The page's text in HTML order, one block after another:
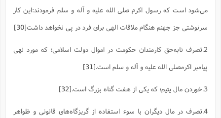
می‌شود است که رسول اکرم صلی الله علیه و آله و سلم فرمودند:این کار
سرنوشتی جز جهنم هنگام ملاقات الهی برای فرد در پی نخواهد داشت[30]
2.تصرف نابه‌حق کارمندان حکومت در اموال دولت اسلامی؛ که مورد نهی
پیامبر اکرمصلی الله علیه و آله و سلم است.[31]
3.خوردن مال یتیم؛ که یکی از هفت گناه بزرگ است. [32]
4.تصرف در مال دیگران با سوء استفاده از گریزگاه‌های قانونی و ظواهر